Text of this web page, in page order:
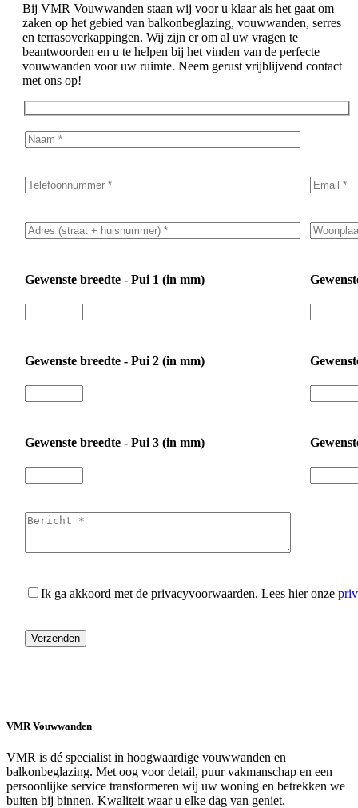
Bij VMR Vouwwanden staan wij voor u klaar als het gaat om
zaken op het gebied van balkonbeglazing, vouwwanden, serres
en terrasoverkappingen. Wij zijn er om al uw vragen te
beantwoorden en u te helpen bij het vinden van de perfecte
vouwwanden voor uw ruimte. Neem gerust vrijblijvend contact
met ons op!
Gewenste breedte - Pui 1 (in mm)
Gewenste breedte - Pui 2 (in mm)
Gewenste breedte - Pui 3 (in mm)
Ik ga akkoord met de privacyvoorwaarden. Lees hier onze
VMR Vouwwanden
VMR is dé specialist in hoogwaardige vouwwanden en
balkonbeglazing. Met oog voor detail, puur vakmanschap en een
persoonlijke service transformeren wij uw woning en betrekken we
buiten bij binnen. Kwaliteit waar u elke dag van geniet.